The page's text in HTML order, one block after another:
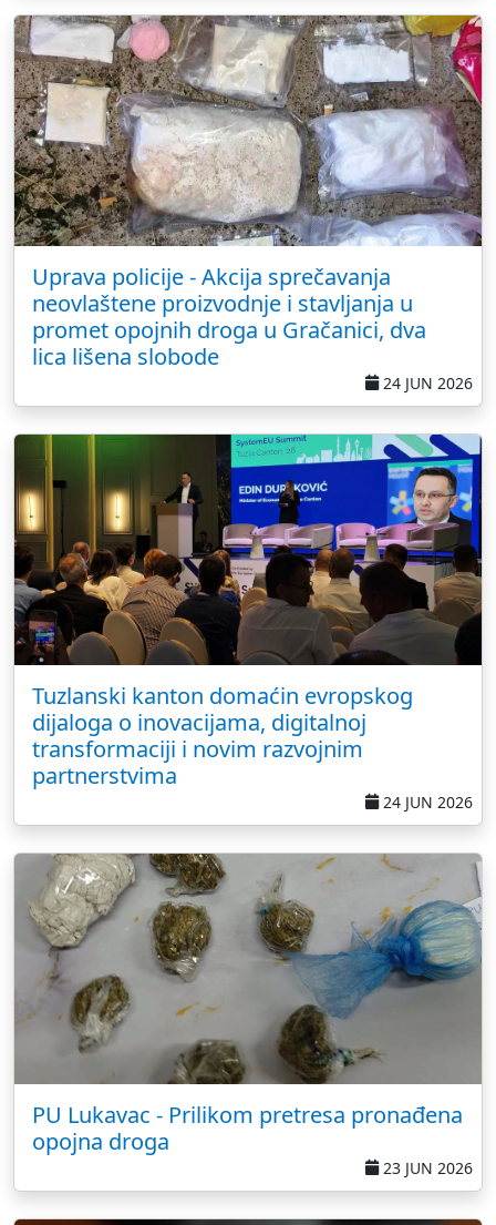
Uprava policije - Akcija sprečavanja
neovlaštene proizvodnje i stavljanja u
promet opojnih droga u Gračanici, dva
lica lišena slobode
24 JUN 2026
Tuzlanski kanton domaćin evropskog
dijaloga o inovacijama, digitalnoj
transformaciji i novim razvojnim
partnerstvima
24 JUN 2026
PU Lukavac - Prilikom pretresa pronađena
opojna droga
23 JUN 2026